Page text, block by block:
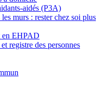
aidés (P3A)
murs : rester chez soi plus
en EHPAD
registre des personnes